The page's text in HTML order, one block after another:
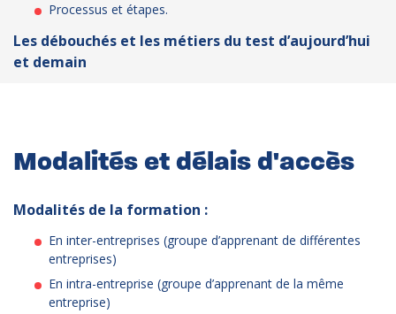
Processus et étapes.
Les débouchés et les métiers du test d’aujourd’hui
et demain
Modalités et délais d'accès
Modalités de la formation :
En inter-entreprises (groupe d’apprenant de différentes
entreprises)
En intra-entreprise (groupe d’apprenant de la même
entreprise)